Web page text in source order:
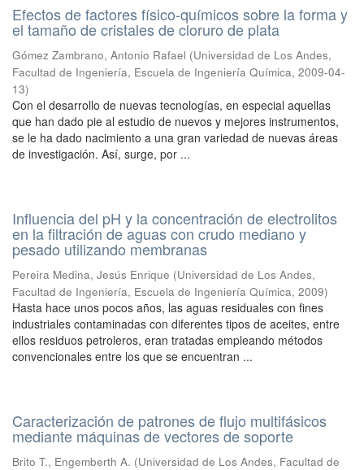
Efectos de factores físico-químicos sobre la forma y
el tamaño de cristales de cloruro de plata
Gómez Zambrano, Antonio Rafael (Universidad de Los Andes,
Facultad de Ingeniería, Escuela de Ingeniería Química, 2009-04-
13)
Con el desarrollo de nuevas tecnologías, en especial aquellas
que han dado pie al estudio de nuevos y mejores instrumentos,
se le ha dado nacimiento a una gran variedad de nuevas áreas
de investigación. Así, surge, por ...
Influencia del pH y la concentración de electrolitos
en la filtración de aguas con crudo mediano y
pesado utilizando membranas
Pereira Medina, Jesús Enrique (Universidad de Los Andes,
Facultad de Ingeniería, Escuela de Ingeniería Química, 2009)
Hasta hace unos pocos años, las aguas residuales con fines
industriales contaminadas con diferentes tipos de aceites, entre
ellos residuos petroleros, eran tratadas empleando métodos
convencionales entre los que se encuentran ...
Caracterización de patrones de flujo multifásicos
mediante máquinas de vectores de soporte
Brito T., Engemberth A. (Universidad de Los Andes, Facultad de